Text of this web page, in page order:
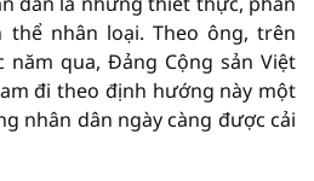
nhân loại. Theo ông, trên
qua, Đảng Cộng sản Việt
đi theo định hướng này một
nhân dân ngày càng được cải